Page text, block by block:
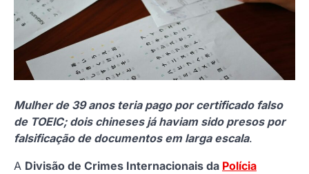
Mulher de 39 anos teria pago por certificado falso
de TOEIC; dois chineses já haviam sido presos por
falsificação de documentos em larga escala.
A Divisão de Crimes Internacionais da Polícia